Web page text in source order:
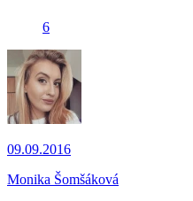
6
09.09.2016
Monika Šomšáková